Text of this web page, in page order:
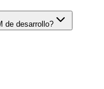
de desarrollo?